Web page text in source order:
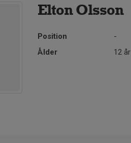
Elton Olsson
Position
-
Ålder
12 år